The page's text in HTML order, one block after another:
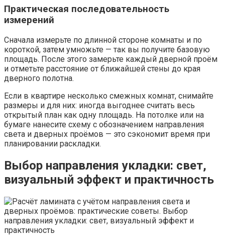
Практическая последовательность
измерений
Сначала измерьте по длинной стороне комнаты и по
короткой, затем умножьте — так вы получите базовую
площадь. После этого замерьте каждый дверной проём
и отметьте расстояние от ближайшей стены до края
дверного полотна.
Если в квартире несколько смежных комнат, снимайте
размеры и для них: иногда выгоднее считать весь
открытый план как одну площадь. На потолке или на
бумаге нанесите схему с обозначением направления
света и дверных проёмов — это сэкономит время при
планировании раскладки.
Выбор направления укладки: свет,
визуальный эффект и практичность